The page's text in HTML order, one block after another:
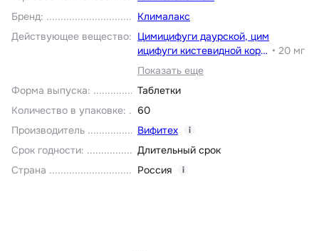
Бренд:
Клималакс
Действующее вещество: Цимицифуги даурской, цим
ицифуги кистевидной корн
евищ экстракт
• 20 мг
Показать еще
Форма выпуска:
Таблетки
Количество в упаковке:
60
Производитель
Вифитех i
Срок годности:
Длительный срок
Страна
Россия i